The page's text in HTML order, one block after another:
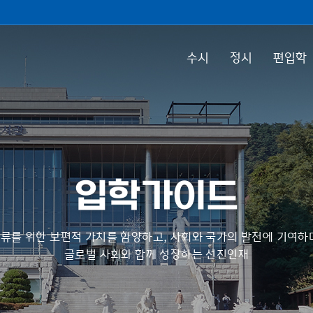
수시 정시 편입학
입학가이드
를 위한 보편적 가치를 함양하고, 사회와 국가의 발전에 기여하
글로벌 사회와 함께 성장하는 선진인재